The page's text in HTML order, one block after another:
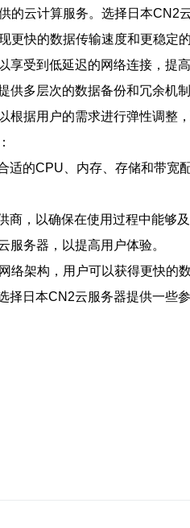
云计算服务。选择日本CN2
快的数据传输速度和更稳定
受到低延迟的网络连接，提高
多层次的数据备份和冗余机
据用户的需求进行弹性调整
的CPU、内存、存储和带宽配
，以确保在使用过程中能够及
服务器，以提高用户体验。
络架构，用户可以获得更快
日本CN2云服务器提供一些参